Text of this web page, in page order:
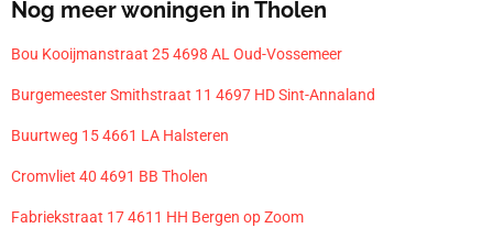
Nog meer woningen in Tholen
Bou Kooijmanstraat 25 4698 AL Oud-Vossemeer
Burgemeester Smithstraat 11 4697 HD Sint-Annaland
Buurtweg 15 4661 LA Halsteren
Cromvliet 40 4691 BB Tholen
Fabriekstraat 17 4611 HH Bergen op Zoom